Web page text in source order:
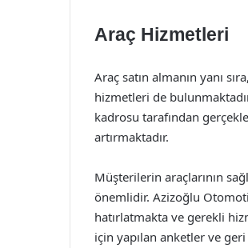
Araç Hizmetleri
Araç satın almanın yanı
hizmetleri de
kadrosu tarafından
artırmaktadır.
Müşterilerin araçlarının
önemlidir. Azizoğlu
hatırlatmakta ve gerekli
için yapılan anketler ve